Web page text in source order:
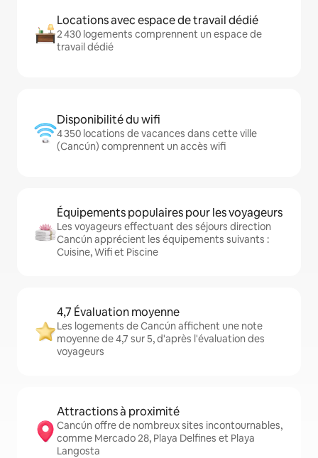
Locations avec espace de travail dédié
2 430 logements comprennent un espace de
travail dédié
Disponibilité du wifi
4 350 locations de vacances dans cette ville
(Cancún) comprennent un accès wifi
Équipements populaires pour les voyageurs
Les voyageurs effectuant des séjours direction
Cancún apprécient les équipements suivants :
Cuisine, Wifi et Piscine
4,7 Évaluation moyenne
Les logements de Cancún affichent une note
moyenne de 4,7 sur 5, d'après l'évaluation des
voyageurs
Attractions à proximité
Cancún offre de nombreux sites incontournables,
comme Mercado 28, Playa Delfines et Playa
Langosta